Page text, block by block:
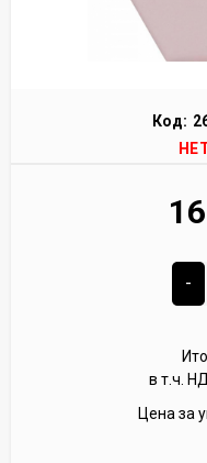
Код:
-
в т.ч.
Цена за